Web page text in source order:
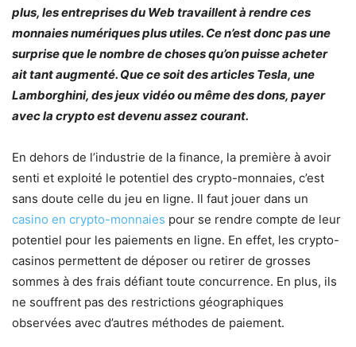
plus, les entreprises du Web travaillent à rendre ces
monnaies numériques plus utiles. Ce n’est donc pas une
surprise que le nombre de choses qu’on puisse acheter
ait tant augmenté. Que ce soit des articles Tesla, une
Lamborghini, des jeux vidéo ou même des dons, payer
avec la crypto est devenu assez courant.
En dehors de l’industrie de la finance, la première à avoir
senti et exploité le potentiel des crypto-monnaies, c’est
sans doute celle du jeu en ligne. Il faut jouer dans un
casino en crypto-monnaies pour se rendre compte de leur
potentiel pour les paiements en ligne. En effet, les crypto-
casinos permettent de déposer ou retirer de grosses
sommes à des frais défiant toute concurrence. En plus, ils
ne souffrent pas des restrictions géographiques
observées avec d’autres méthodes de paiement.